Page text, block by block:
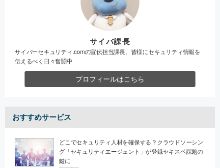
サイバ課長
サイバーセキュリティ.comの宣伝担当課長。皆様にセキュリティ情報を
伝えるべく日々奮闘中
プロフィールはこちら
おすすめサービス
どこでセキュリティ人材を確保する？クラウドソーシン
グ「セキュリティエージェント」が登録セキスペ課題の
鍵に